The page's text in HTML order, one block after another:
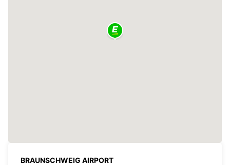
BRAUNSCHWEIG AIRPORT